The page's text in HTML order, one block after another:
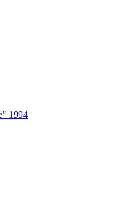
1994